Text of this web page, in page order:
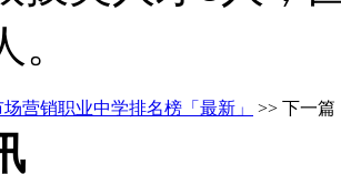
营销职业中学排名榜「最新」 >> 下一篇